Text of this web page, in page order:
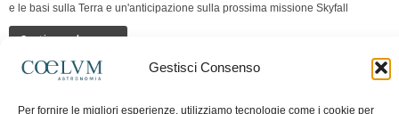
Gestisci Consenso
Per fornire le migliori esperienze, utilizziamo tecnologie come i cookie per
e le basi sulla Terra e un'anticipazione sulla prossima missione Skyfall
Continua a leggere